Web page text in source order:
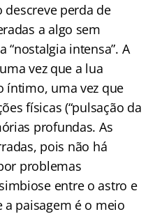
perda de
a algo sem
intensa”. A
vez que a lua
íntimo, uma vez que
físicas (“pulsação da
profundas. As
pois não há
problemas
entre o astro e
paisagem é o meio